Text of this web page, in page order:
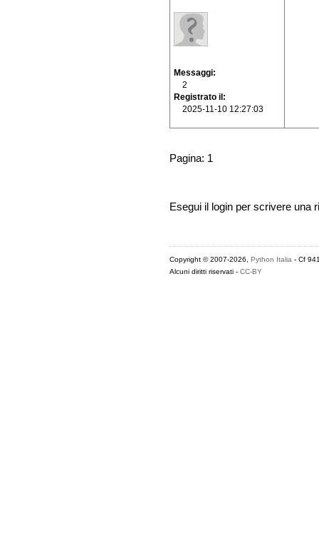
Messaggi
2
Registrato il
2025-11-10 12:27:03
Pagina: 1
Esegui il login per scrivere una
Copyright © 2007-2026, Python Italia- Cf
Alcuni diritti riservati - CC-BY